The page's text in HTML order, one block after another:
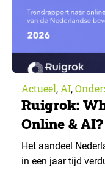
Actueel, AI,
Ruigrok:
Online &
Het aandeel
in een jaar tijd